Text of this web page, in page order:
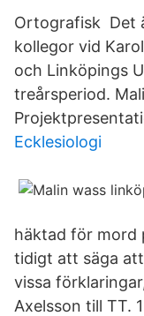
Ortografisk Det
kollegor vid
och Linköpings
treårsperiod.
Ecklesiologi
häktad för mord
tidigt att säga
vissa
Axelsson till TT.